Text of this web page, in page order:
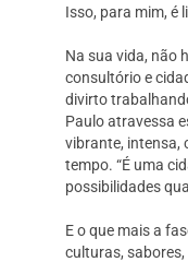
Isso, para mim, é
Na sua vida, não
consultório e
divirto
Paulo atravessa
vibrante, intensa,
tempo. “É uma
possibilidades
E o que mais a
culturas,